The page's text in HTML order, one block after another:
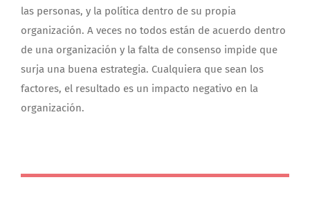
las personas, y la política dentro de su propia
organización. A veces no todos están de acuerdo dentro
de una organización y la falta de consenso impide que
surja una buena estrategia. Cualquiera que sean los
factores, el resultado es un impacto negativo en la
organización.